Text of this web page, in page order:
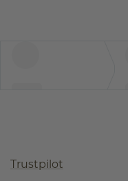
Trustpilot